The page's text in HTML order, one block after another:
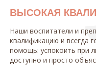
ВЫСОКАЯ
Наши воспитатели и
квалификацию и всегда
помощь: успокоить при
доступно и просто